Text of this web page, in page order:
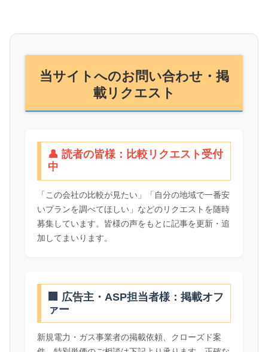
当サイトへのお問い合わせ・掲
載リクエスト
👤 読者の皆様：比較リクエスト受付
中
「この会社の比較が見たい」「自分の地域で一番安
いプランを調べてほしい」などのリクエストを随時
募集しています。皆様の声をもとに記事を更新・追
加してまいります。
🏢 広告主・ASP担当者様：掲載オフ
ァー
新規電力・ガス事業者の掲載依頼、クローズド案